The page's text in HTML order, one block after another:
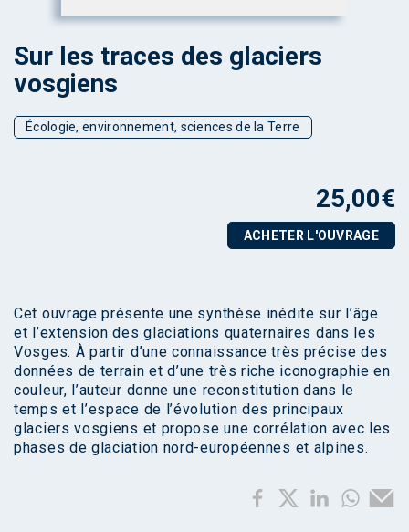
Sur les traces des glaciers
vosgiens
Écologie, environnement, sciences de la Terre
25,00€
ACHETER L'OUVRAGE
Cet ouvrage présente une synthèse inédite sur l’âge
et l’extension des glaciations quaternaires dans les
Vosges. À partir d’une connaissance très précise des
données de terrain et d’une très riche iconographie en
couleur, l’auteur donne une reconstitution dans le
temps et l’espace de l’évolution des principaux
glaciers vosgiens et propose une corrélation avec les
phases de glaciation nord-européennes et alpines.